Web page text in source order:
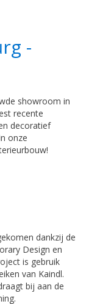
-
showroom in
recente
decoratief
onze
dankzij de
Design en
is gebruik
van Kaindl.
bij aan de